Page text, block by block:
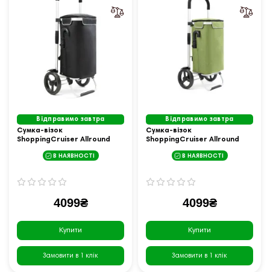
Відправимо завтра
Cумка-візок
ShoppingCruiser Allround
Black (650064)
В НАЯВНОСТІ
4099₴
Купити
Замовити в 1 клік
Відправимо завтра
Cумка-візок
ShoppingCruiser Allround
Green (650070)
В НАЯВНОСТІ
4099₴
Купити
Замовити в 1 клік